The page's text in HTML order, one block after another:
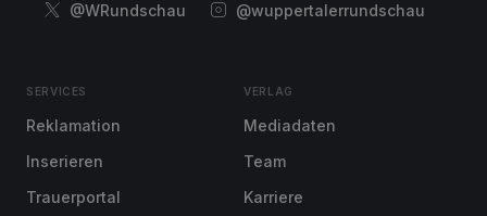
@WRundschau
@wuppertalerrundschau
SERVICES
Reklamation
Inserieren
Trauerportal
VERLAG
Mediadaten
Team
Karriere